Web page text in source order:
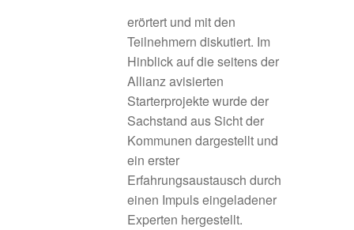
Frankenhöhe Lamm
Geförderte Projekte 2020
Umgesetzte Projekte 2023
Umgesetzte Projekte 2024
erörtert und mit den
Teilnehmern diskutiert. Im
Hinblick auf die seitens der
Allianz avisierten
Starterprojekte wurde der
Sachstand aus Sicht der
Kommunen dargestellt und
ein erster
Erfahrungsaustausch durch
einen Impuls eingeladener
Experten hergestellt.